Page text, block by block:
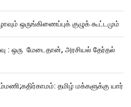
ஒருங்கிணைப்புக் குழுக் கூட்டமும்
: ஒரு மேடைதான், அரசியல் தேர்தல்
தமிழ் மக்களுக்கு யார்